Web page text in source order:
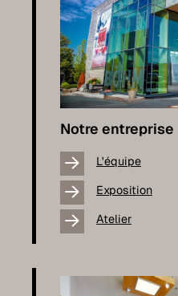
Notre entreprise
L'équipe
Exposition
Atelier